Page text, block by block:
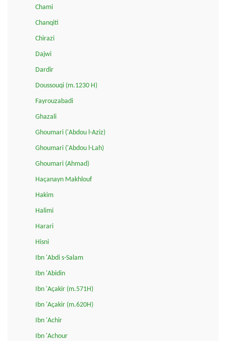
Chami
Chanqiti
Chirazi
Dajwi
Dardir
Doussouqi (m.1230 H)
Fayrouzabadi
Ghazali
Ghoumari ('Abdou l-Aziz)
Ghoumari ('Abdou l-Lah)
Ghoumari (Ahmad)
Haçanayn Makhlouf
Hakim
Halimi
Harari
Hisni
Ibn 'Abdi s-Salam
Ibn 'Abidin
Ibn 'Açakir (m.571H)
Ibn 'Açakir (m.620H)
Ibn 'Achir
Ibn 'Achour